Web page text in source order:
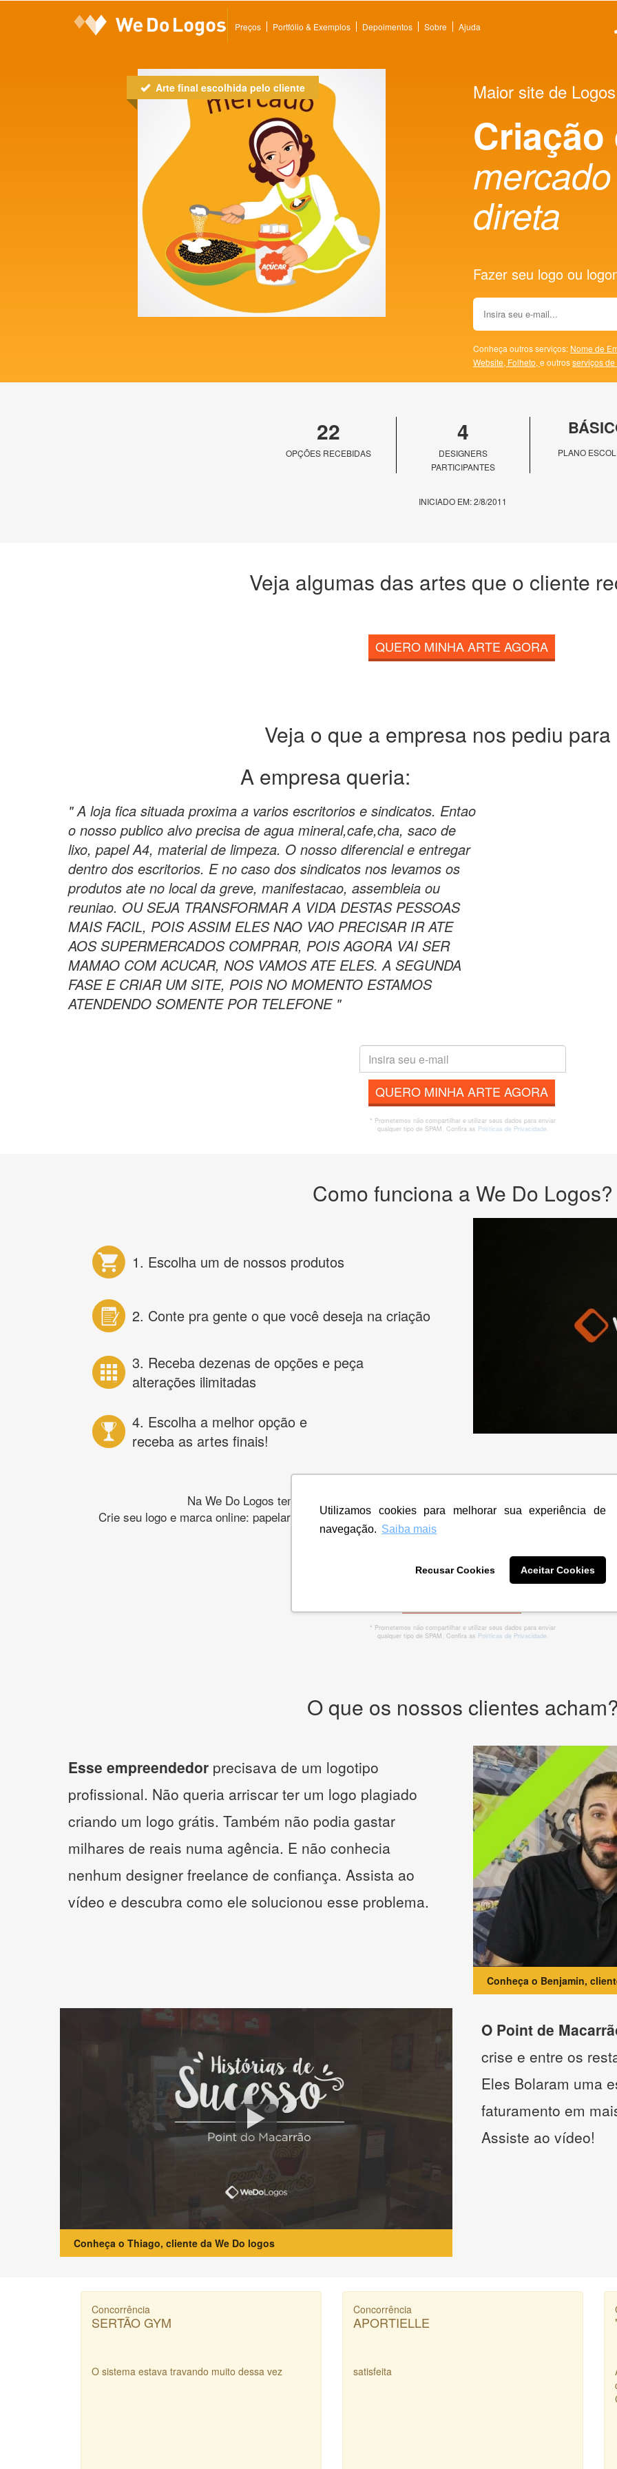
Utilizamos cookies para melhorar sua experiência de
navegação. Saiba mais
Recusar Cookies Aceitar Cookies
Preços Portfólio & Exemplos Depoimentos Sobre Ajuda
Arte final escolhida pelo cliente Maior site de
Criação
direta
Fazer seu logo ou
Conheça outros serviços: Nome de
Website, Folheto, e outrosserviços
22
OPÇÕES RECEBIDAS
4
DESIGNERS
PARTICIPANTES
PLANO
INICIADO EM: 2/8/2011
Veja algumas das artes que o cliente
QUERO MINHA ARTE AGORA
Veja o que a empresa nos pediu para
A empresa queria:
" A loja fica situada proxima a varios escritorios e sindicatos. Entao
o nosso publico alvo precisa de agua mineral,cafe,cha, saco de
lixo, papel A4, material de limpeza. O nosso diferencial e entregar
dentro dos escritorios. E no caso dos sindicatos nos levamos os
produtos ate no local da greve, manifestacao, assembleia ou
reuniao. OU SEJA TRANSFORMAR A VIDA DESTAS PESSOAS
MAIS FACIL, POIS ASSIM ELES NAO VAO PRECISAR IR ATE
AOS SUPERMERCADOS COMPRAR, POIS AGORA VAI SER
MAMAO COM ACUCAR, NOS VAMOS ATE ELES. A SEGUNDA
FASE E CRIAR UM SITE, POIS NO MOMENTO ESTAMOS
ATENDENDO SOMENTE POR TELEFONE "
QUERO MINHA ARTE AGORA
* Prometemos não compartilhar e utilizar seus dados para enviar
qualquer tipo de SPAM. Confira as Políticas de Privacidade.
Como funciona a We Do Logos?
1. Escolha um de nossos produtos
2. Conte pra gente o que você deseja na criação
3. Receba dezenas de opções e peça
alterações ilimitadas
4. Escolha a melhor opção e
receba as artes finais!
Na We Do Logos temos os melhores designers de logotipos online para criar a
Crie seu logo e marca online: papelaria, banner, cartão de visita, folder, flyer, website e muito
* Prometemos não compartilhar e utilizar seus dados para enviar
qualquer tipo de SPAM. Confira as Políticas de Privacidade.
O que os nossos clientes
Esse empreendedor precisava de um logotipo
profissional. Não queria arriscar ter um logo plagiado
criando um logo grátis. Também não podia gastar
milhares de reais numa agência. E não conhecia
nenhum designer freelance de confiança. Assista ao
vídeo e descubra como ele solucionou esse problema.
Conheça o Benjamin,
Conheça o Thiago, cliente da We Do logos
O Point de
crise e entre os
Eles Bolaram uma
faturamento em
Assiste ao vídeo!
Concorrência
SERTÃO GYM
O sistema estava travando muito dessa vez
Concorrência
APORTIELLE
satisfeita